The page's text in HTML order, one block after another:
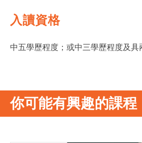
入讀資格
中五學歷程度；或中三學歷程度及
你可能有興趣的課程